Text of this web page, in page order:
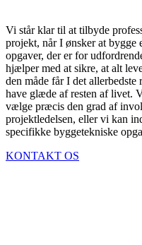
Vi står klar til at tilbyde
projekt, når I ønsker at
opgaver, der er for
hjælper med at sikre, at alt
den måde får I det
have glæde af resten af livet.
vælge præcis den grad af
projektledelsen, eller vi kan
specifikke byggetekniske
KONTAKT OS